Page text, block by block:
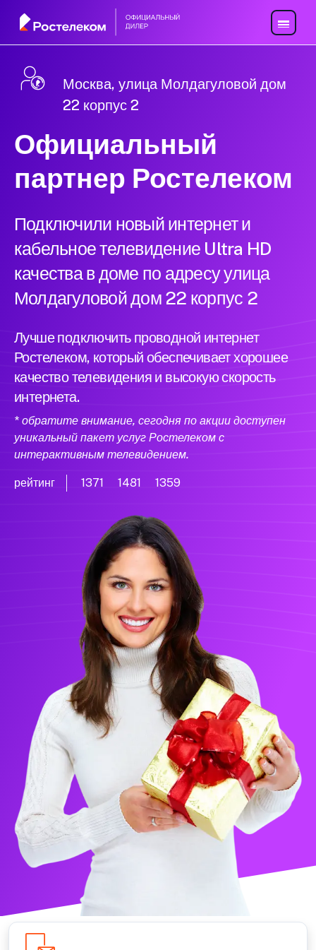
Москва, улица Молдагуловой дом
22 корпус 2
Официальный
партнер Ростелеком
Подключили новый интернет и
кабельное телевидение Ultra HD
качества в доме по адресу улица
Молдагуловой дом 22 корпус 2
Лучше подключить проводной интернет
Ростелеком, который обеспечивает хорошее
качество телевидения и высокую скорость
интернета.
* обратите внимание, сегодня по акции доступен
уникальный пакет услуг Ростелеком с
интерактивным телевидением.
рейтинг 1371 1481 1359